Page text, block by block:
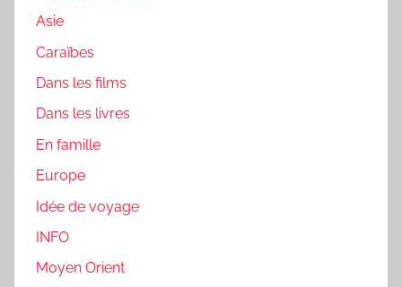
Asie
Caraïbes
Dans les films
Dans les livres
En famille
Europe
Idée de voyage
INFO
Moyen Orient